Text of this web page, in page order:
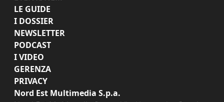
LE GUIDE
I DOSSIER
NEWSLETTER
PODCAST
I VIDEO
GERENZA
PRIVACY
Nord Est Multimedia S.p.a.